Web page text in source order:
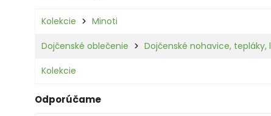
Kolekcie Minoti
Dojčenské oblečenie Dojčenské nohavice, tepláky,
Kolekcie
Odporúčame